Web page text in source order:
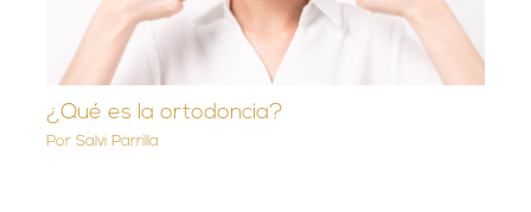
¿Qué es la ortodoncia?
PorSalvi Parrilla